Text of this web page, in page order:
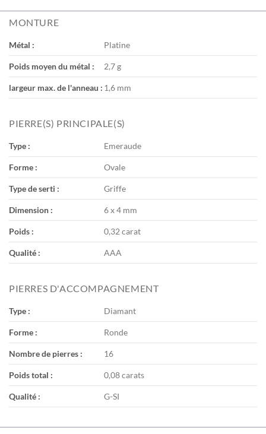
MONTURE
Métal : Platine
Poids moyen du métal : 2,7 g
largeur max. de l'anneau : 1,6 mm
PIERRE(S) PRINCIPALE(S)
Type : Emeraude
Forme : Ovale
Type de serti : Griffe
Dimension : 6 x 4 mm
Poids : 0,32 carat
Qualité : AAA
PIERRES D'ACCOMPAGNEMENT
Type : Diamant
Forme : Ronde
Nombre de pierres : 16
Poids total : 0,08 carats
Qualité : G-SI